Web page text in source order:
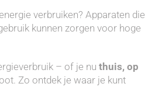
verbruiken? Apparaten die
kunnen zorgen voor hoge
– of je nu thuis, op
Zo ontdek je waar je kunt